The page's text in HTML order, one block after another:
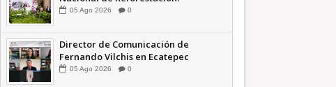
presidenta Sheinbaum +Video
05 Ago 2026 0
Director de Comunicación de
Fernando Vilchis en Ecatepec
financió publicaciones en redes
05 Ago 2026 0